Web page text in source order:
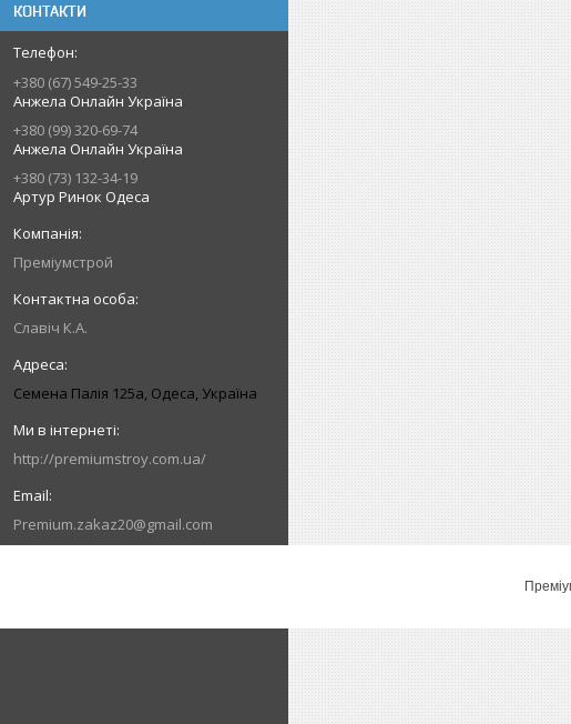
КОНТАКТИ
+380 (67) 549-25-33
Анжела Онлайн Україна
+380 (99) 320-69-74
Анжела Онлайн Україна
+380 (73) 132-34-19
Артур Ринок Одеса
Преміумстрой
Славіч К.А.
Семена Палія 125а, Одеса, Україна
http://premiumstroy.com.ua/
Premium.zakaz20@gmail.com